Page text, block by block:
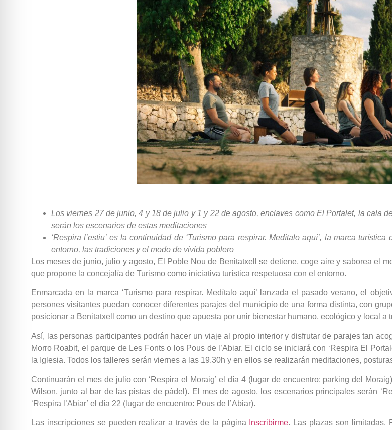
Los viernes 27 de junio, 4 y 18 de julio y 1 y 22 de agosto, enclaves como El Portalet, la cala
serán los escenarios de estas meditaciones
‘Respira l’estiu’ es la continuidad de ‘Turismo para respirar. Medítalo aquí’, la marca
entorno, las tradiciones y el modo de vivida poblero
Los meses de junio, julio y agosto, El Poble Nou de Benitatxell se detiene, coge aire y saborea el
que propone la concejalía de Turismo como iniciativa turística respetuosa con el entorno.
Enmarcada en la marca ‘Turismo para respirar. Medítalo aquí’ lanzada el pasado verano, el
persones visitantes puedan conocer diferentes parajes del municipio de una forma distinta, con
posicionar a Benitatxell como un destino que apuesta por unir bienestar humano, ecológico y local a
Así, las personas participantes podrán hacer un viaje al propio interior y disfrutar de parajes tan
Morro Roabit, el parque de Les Fonts o los Pous de l’Abiar. El ciclo se iniciará con ‘Respira El
la Iglesia. Todos los talleres serán viernes a las 19.30h y en ellos se realizarán meditaciones,
Continuarán el mes de julio con ‘Respira el Moraig’ el día 4 (lugar de encuentro: parking del
Wilson, junto al bar de las pistas de pádel). El mes de agosto, los escenarios principales serán
‘Respira l’Abiar’ el día 22 (lugar de encuentro: Pous de l’Abiar).
Las inscripciones se pueden realizar a través de la página Inscribirme. Las plazas son limitadas.